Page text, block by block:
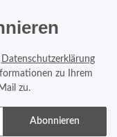
Datenschutzerklärung
zu Ihrem
zu.
Abonnieren